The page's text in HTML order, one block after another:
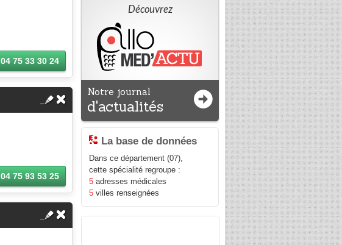
04 75 33 30 24
04 75 93 53 25
Découvrez
Notre journal
d'actualités
La base de données
Dans ce département (07),
cette spécialité regroupe :
5 adresses médicales
5 villes renseignées